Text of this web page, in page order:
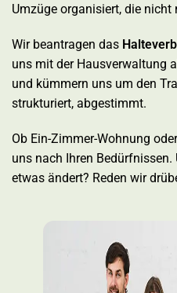
Umzüge organisiert, die
Wir beantragen das
uns mit der Hausverwaltung
und kümmern uns um den
strukturiert, abgestimmt.
Ob Ein-Zimmer-Wohnung
uns nach Ihren
etwas ändert? Reden wir